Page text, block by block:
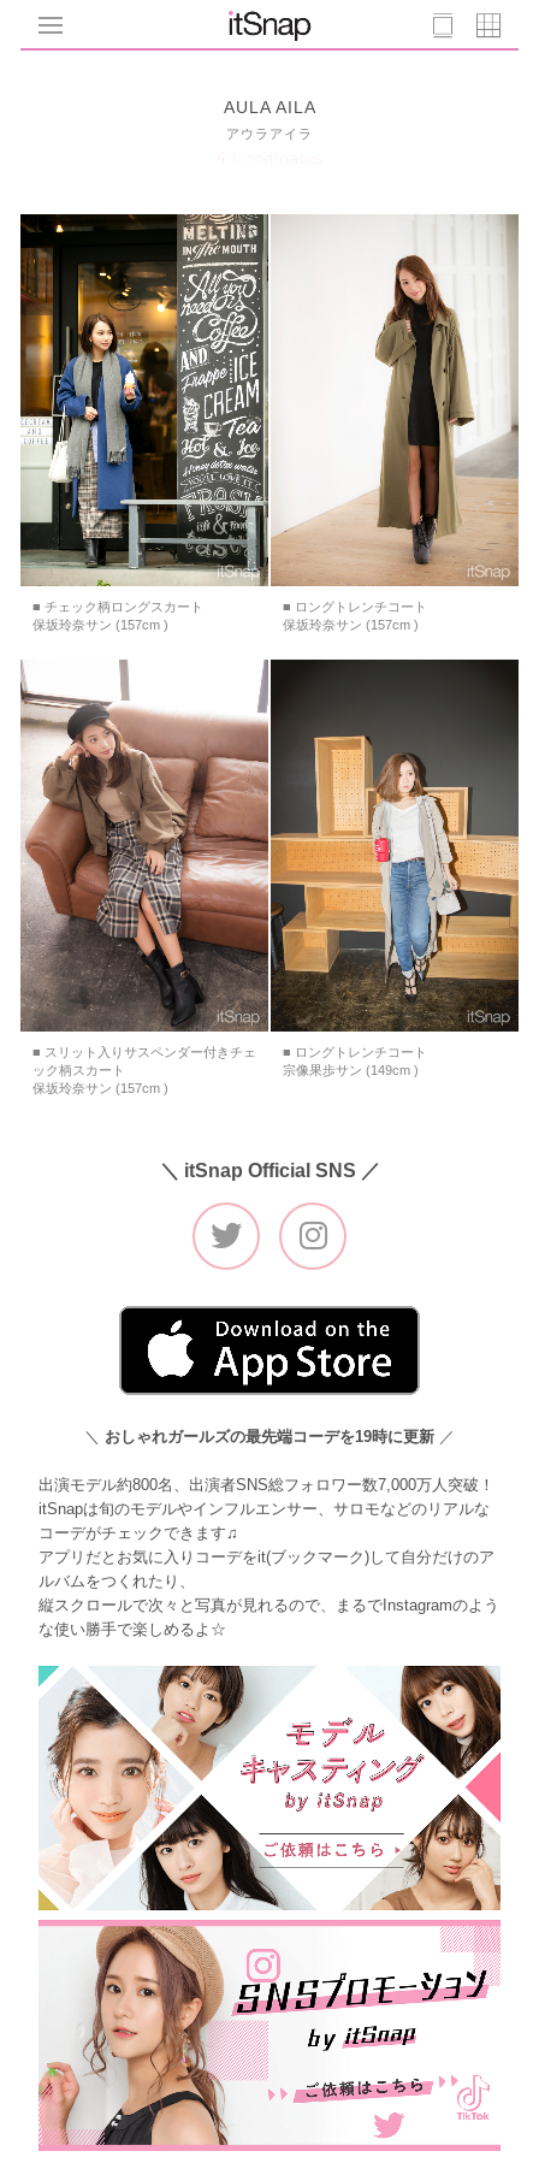
AULA AILA
アウラアイラ
4 Coodinates
■ チェック柄ロングスカート
保坂玲奈サン (157cm )
■ ロングトレンチコート
保坂玲奈サン (157cm )
■ スリット入りサスペンダー付きチェ
ック柄スカート
保坂玲奈サン (157cm )
■ ロングトレンチコート
宗像果歩サン (149cm )
＼ itSnap Official SNS ／
＼ おしゃれガールズの最先端コーデを19時に更新 ／
出演モデル約800名、出演者SNS総フォロワー数7,000万人突破！
itSnapは旬のモデルやインフルエンサー、サロモなどのリアルな
コーデがチェックできます♫
アプリだとお気に入りコーデをit(ブックマーク)して自分だけのア
ルバムをつくれたり、
縦スクロールで次々と写真が見れるので、まるでInstagramのよう
な使い勝手で楽しめるよ☆